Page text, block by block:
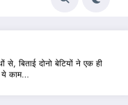
से, बिताई दोनो बेटियों ने एक ही
काम…